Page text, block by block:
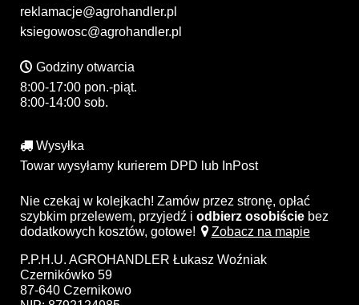
reklamacje@agrohandler.pl
ksiegowosc@agrohandler.pl
Godziny otwarcia
8:00-17:00 pon.-piąt.
8:00-14:00 sob.
Wysyłka
Towar wysyłamy kurierem DPD lub InPost
Nie czekaj w kolejkach! Zamów przez stronę, opłać
szybkim przelewem, przyjedź i odbierz osobiście bez
dodatkowych kosztów, gotowe!
Zobacz na mapie
P.P.H.U. AGROHANDLER Łukasz Woźniak
Czernikówko 59
87-640 Czernikowo